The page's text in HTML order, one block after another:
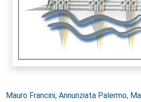
Autori:
Mauro Francini, Annunziata Palermo,